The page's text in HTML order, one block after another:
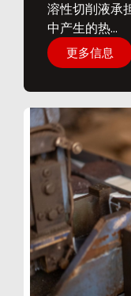
溶性切削液承
中产生的热...
更多信息